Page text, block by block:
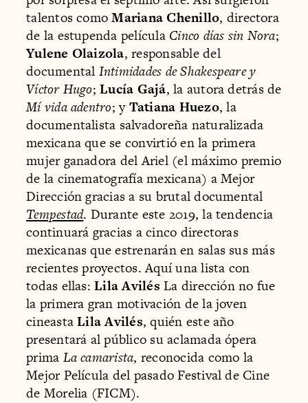
talentos comoMariana Chenillo, directora
de la estupenda película Cinco días sin Nora;
Yulene Olaizola, responsable del
documental Intimidades de Shakespeare y
Víctor Hugo;Lucía Gajá, la autora detrás de
Mí vida adentro; yTatiana Huezo, la
documentalista salvadoreña naturalizada
mexicana que se convirtió en la primera
mujer ganadora del Ariel (el máximo premio
de la cinematografía mexicana) a Mejor
Dirección gracias a su brutal documental
Tempestad. Durante este 2019, la tendencia
continuará gracias a cinco directoras
mexicanas que estrenarán en salas sus más
recientes proyectos. Aquí una lista con
todas ellas:Lila AvilésLa dirección no fue
la primera gran motivación de la joven
cineastaLila Avilés, quién este año
presentará al público su aclamada ópera
prima La camarista, reconocida como la
Mejor Película del pasado Festival de Cine
de Morelia (FICM).